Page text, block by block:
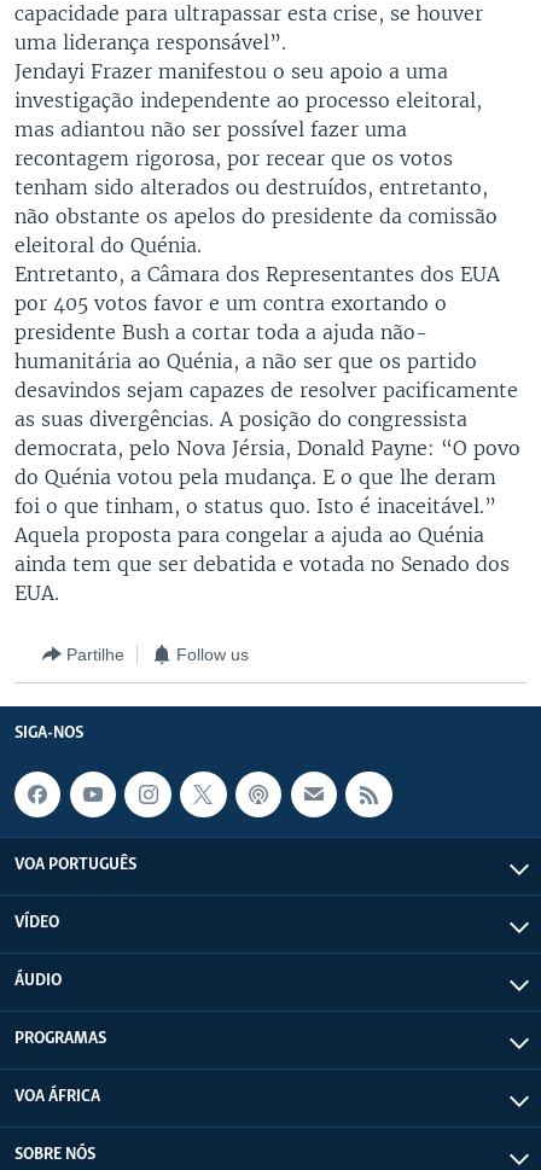
capacidade para ultrapassar esta crise, se houver
uma liderança responsável”.
Jendayi Frazer manifestou o seu apoio a uma
investigação independente ao processo eleitoral,
mas adiantou não ser possível fazer uma
recontagem rigorosa, por recear que os votos
tenham sido alterados ou destruídos, entretanto,
não obstante os apelos do presidente da comissão
eleitoral do Quénia.
Entretanto, a Câmara dos Representantes dos EUA
por 405 votos favor e um contra exortando o
presidente Bush a cortar toda a ajuda não-
humanitária ao Quénia, a não ser que os partido
desavindos sejam capazes de resolver pacificamente
as suas divergências. A posição do congressista
democrata, pelo Nova Jérsia, Donald Payne: “O povo
do Quénia votou pela mudança. E o que lhe deram
foi o que tinham, o status quo. Isto é inaceitável.”
Aquela proposta para congelar a ajuda ao Quénia
ainda tem que ser debatida e votada no Senado dos
EUA.
Partilhe Follow us
SIGA-NOS
VOA PORTUGUÊS
VÍDEO
ÁUDIO
PROGRAMAS
VOA ÁFRICA
SOBRE NÓS